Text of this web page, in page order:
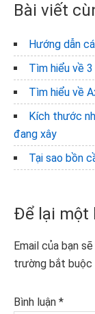
Bài viết
Hướng dẫn
Tìm hiểu về
Tìm hiểu về
Kích thước
đang xây
Tại sao bồn
Reader
Để lại một
Email của bạn
trường bắt buộc
Bình luận *